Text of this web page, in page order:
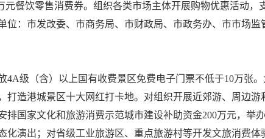
元餐饮零售消费券。组织各类市场主体开展购物优惠活动
位：市发改委、市商务局、市财政局、市政务办、市市场
4A级（含）以上国有收费景区免费电子门票不低于10万张
打造港城景区十大网红打卡地。对组织开展近郊游、周边
排国家文化和旅游消费示范城市建设补助资金200万元，举
化演出；对省级工业旅游区、重点旅游村等开发文旅消费